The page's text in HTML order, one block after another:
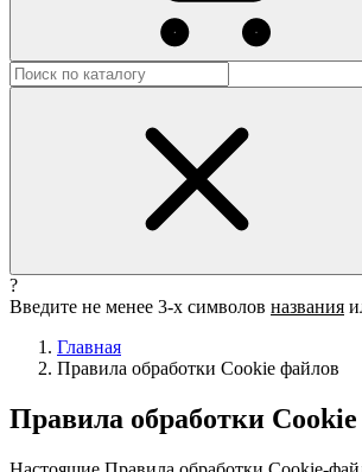
?
Введите не менее 3-х символов названия
Главная
Правила обработки Cookie файлов
Правила обработки